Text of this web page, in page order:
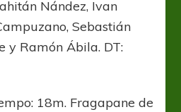
Nández, Ivan
Sebastián
y Ramón Ábila. DT:
18m. Fragapane de